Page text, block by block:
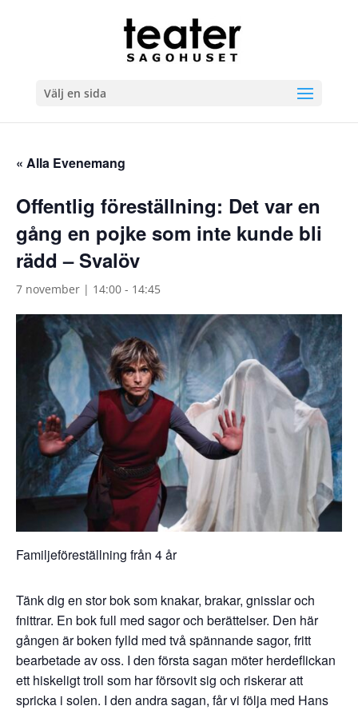
Välj en sida
« Alla Evenemang
Offentlig föreställning: Det var en
gång en pojke som inte kunde bli
rädd – Svalöv
7 november | 14:00 - 14:45
Familjeföreställning från 4 år
Tänk dig en stor bok som knakar, brakar, gnisslar och
fnittrar. En bok full med sagor och berättelser. Den här
gången är boken fylld med två spännande sagor, fritt
bearbetade av oss. I den första sagan möter herdeflickan
ett hiskeligt troll som har försovit sig och riskerar att
spricka i solen. I den andra sagan, får vi följa med Hans